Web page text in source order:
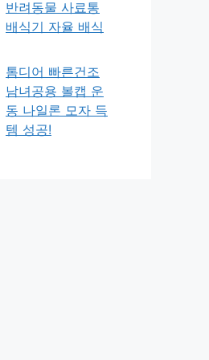
반려동물 사료통
배식기 자율 배식
톰디어 빠른건조
남녀공용 볼캡 운
동 나일론 모자 득
템 성공!